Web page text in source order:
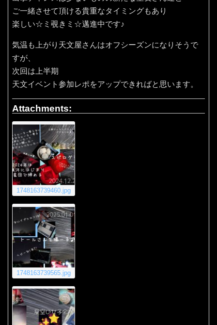
ご一緒させて頂ける貴重なタイミングもあり
楽しい☆ミ覗きミ☆邁進中です♪
気温も上がり天文屋さんはオフシーズンになりそうで
すが、
次回は上半期
天文イベント参加レポをアップできればと思います。
Attachments:
1748163739460.jpg
1748163739565.jpg